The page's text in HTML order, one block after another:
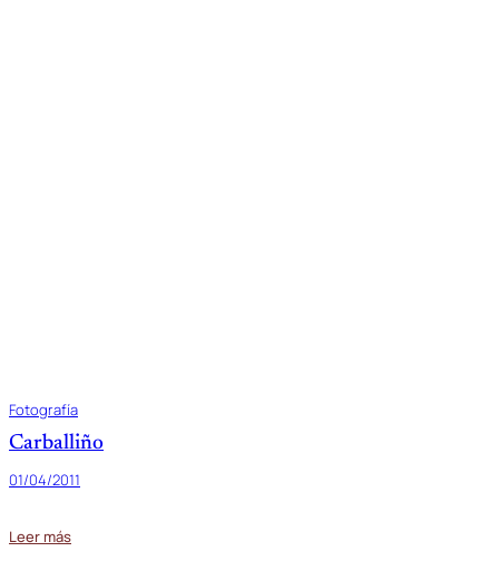
Fotografía
Carballiño
01/04/2011
Leer más